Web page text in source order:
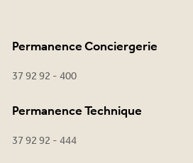
Permanence Conciergerie
37 92 92 - 400
Permanence Technique
37 92 92 - 444